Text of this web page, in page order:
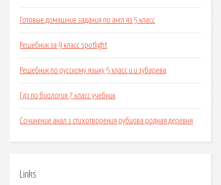
Готовые домашние задания по англ яз 5 класс
Решебник за 9 класс spotlight
Решебник по русскому языку 5 класс и.и зубарева
Гдз по биология 7 класс учебник
Сочинение анал з стихотворения рубцова родная деревня
Links